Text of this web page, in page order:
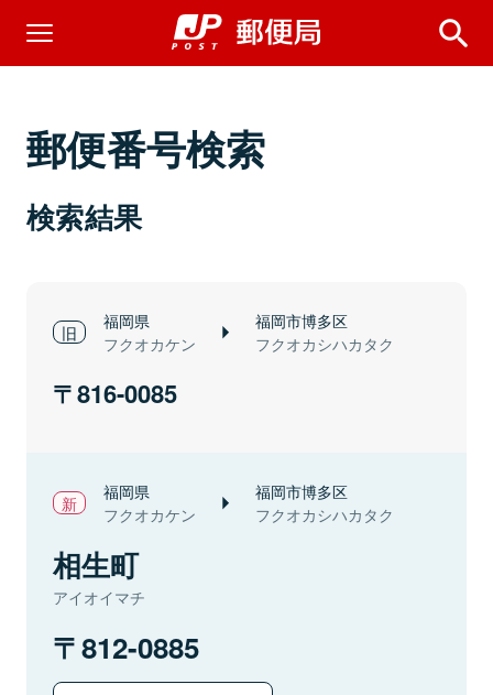
郵便番号検索
検索結果
福岡県
フクオカケン
福岡市博多区
フクオカシハカタク
816-0085
福岡県
フクオカケン
福岡市博多区
フクオカシハカタク
相生町
アイオイマチ
812-0885